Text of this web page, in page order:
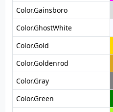
Color.Gainsboro
Color.GhostWhite
Color.Gold
Color.Goldenrod
Color.Gray
Color.Green